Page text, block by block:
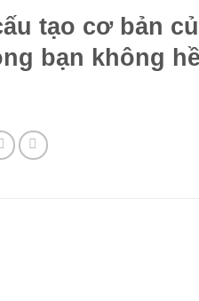
tạo cơ bản
bạn không hề